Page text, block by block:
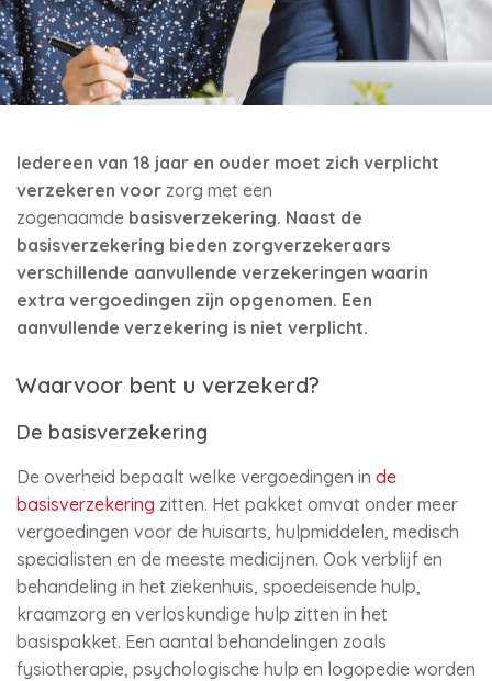
Iedereen van 18 jaar en ouder moet zich verplicht
verzekeren voor zorg met een
zogenaamde basisverzekering. Naast de
basisverzekering bieden zorgverzekeraars
verschillende aanvullende verzekeringen waarin
extra vergoedingen zijn opgenomen. Een
aanvullende verzekering is niet verplicht.
Waarvoor bent u verzekerd?
De basisverzekering
De overheid bepaalt welke vergoedingen in de
basisverzekering zitten. Het pakket omvat onder meer
vergoedingen voor de huisarts, hulpmiddelen, medisch
specialisten en de meeste medicijnen. Ook verblijf en
behandeling in het ziekenhuis, spoedeisende hulp,
kraamzorg en verloskundige hulp zitten in het
basispakket. Een aantal behandelingen zoals
fysiotherapie, psychologische hulp en logopedie worden